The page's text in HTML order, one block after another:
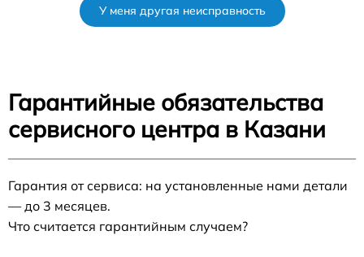
У меня другая неисправность
Гарантийные обязательства
сервисного центра в Казани
Гарантия от сервиса: на установленные нами детали
— до 3 месяцев.
Что считается гарантийным случаем?